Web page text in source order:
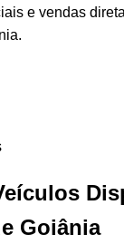
e vendas
Goiânia